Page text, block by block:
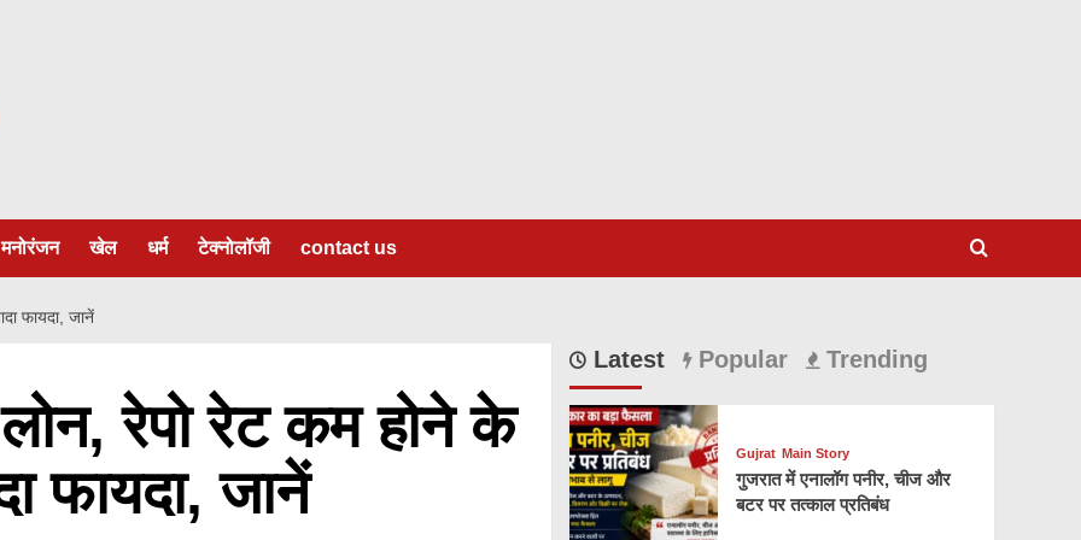
मनोरंजन खेल धर्म टेक्नोलॉजी contact us
फायदा, जानें
रेपो रेट कम होने के
फायदा, जानें
Latest Popular Trending
Gujrat Main Story
गुजरात में एनालॉग पनीर, चीज और
बटर पर तत्काल प्रतिबंध